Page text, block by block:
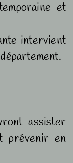
et
intervient
assister
prévenir en